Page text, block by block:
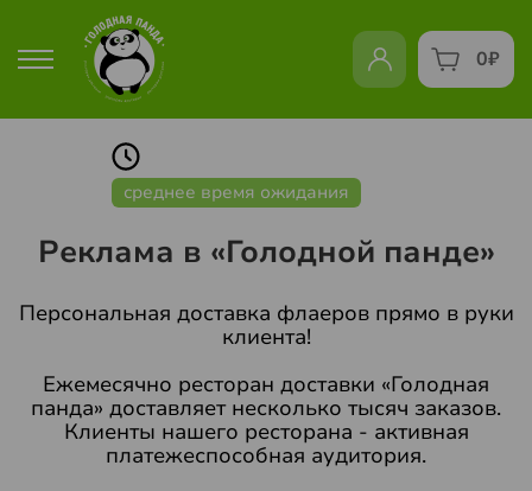
0₽
среднее время ожидания
Реклама в «Голодной панде»
Персональная доставка флаеров прямо в руки
клиента!
Ежемесячно ресторан доставки «Голодная
панда» доставляет несколько тысяч заказов.
Клиенты нашего ресторана - активная
платежеспособная аудитория.